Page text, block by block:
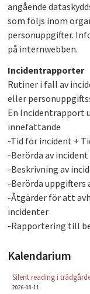
angående
som följs inom
personuppgifter.
på internwebben.
Incidentrapporter
Rutiner i fall av
eller
En Incidentrapport
innefattande
-Tid för incident +
-Berörda av incident
-Beskrivning av
-Berörda uppgifters
-Åtgärder för att
incidenter
-Rapportering till
Kalendarium
Silent reading i
2026-08-11